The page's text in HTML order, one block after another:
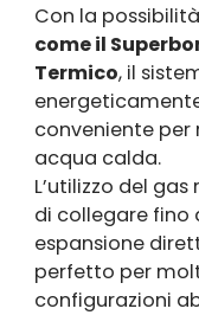
Con la
come il
Termico, il
conveniente per
acqua calda.
L’utilizzo del
di collegare fino
espansione
perfetto per
configurazioni